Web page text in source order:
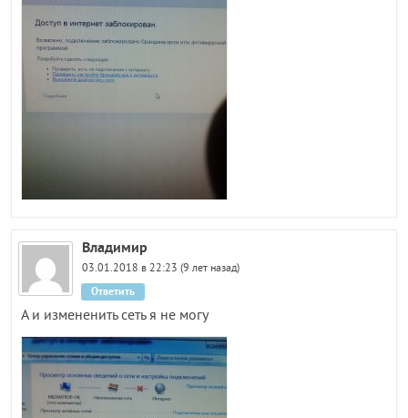
Владимир
03.01.2018 в 22:23 (9 лет назад)
А и измененить сеть я не могу
Ответить